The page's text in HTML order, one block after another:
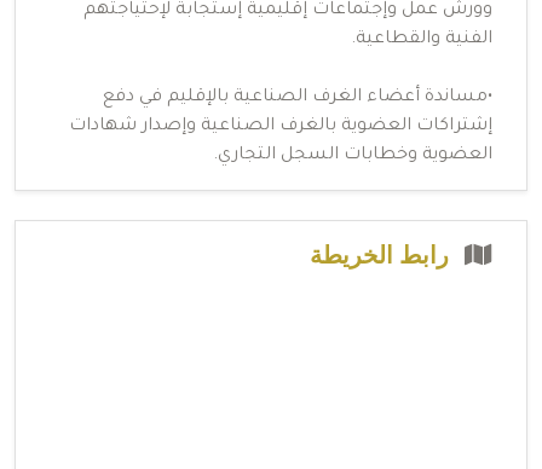
وورش عمل وإجتماعات إقليمية إستجابة لإحتياجتهم
الفنية والقطاعية.
•مساندة أعضاء الغرف الصناعية بالإقليم في دفع
إشتراكات العضوية بالغرف الصناعية وإصدار شهادات
العضوية وخطابات السجل التجاري.
رابط الخريطة